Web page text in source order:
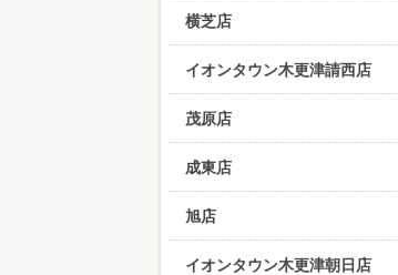
横芝店
イオンタウン木更津請西店
茂原店
成東店
旭店
イオンタウン木更津朝日店